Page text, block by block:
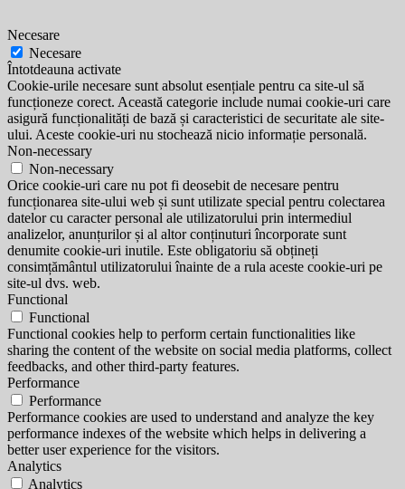
Necesare
Necesare
Întotdeauna activate
Cookie-urile necesare sunt absolut esențiale pentru ca site-ul să
funcționeze corect. Această categorie include numai cookie-uri care
asigură funcționalități de bază și caracteristici de securitate ale site-
ului. Aceste cookie-uri nu stochează nicio informație personală.
Non-necessary
Non-necessary
Orice cookie-uri care nu pot fi deosebit de necesare pentru
funcționarea site-ului web și sunt utilizate special pentru colectarea
datelor cu caracter personal ale utilizatorului prin intermediul
analizelor, anunțurilor și al altor conținuturi încorporate sunt
denumite cookie-uri inutile. Este obligatoriu să obțineți
consimțământul utilizatorului înainte de a rula aceste cookie-uri pe
site-ul dvs. web.
Functional
Functional
Functional cookies help to perform certain functionalities like
sharing the content of the website on social media platforms, collect
feedbacks, and other third-party features.
Performance
Performance
Performance cookies are used to understand and analyze the key
performance indexes of the website which helps in delivering a
better user experience for the visitors.
Analytics
Analytics